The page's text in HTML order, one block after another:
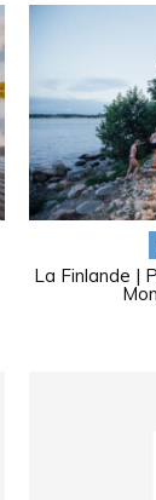
La Finlande |